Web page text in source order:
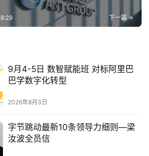
下一篇
9月4-5日 数智赋能班 对标阿里巴
巴学数字化转型
2026年8月3日
字节跳动最新10条领导力细则—梁
汝波全员信